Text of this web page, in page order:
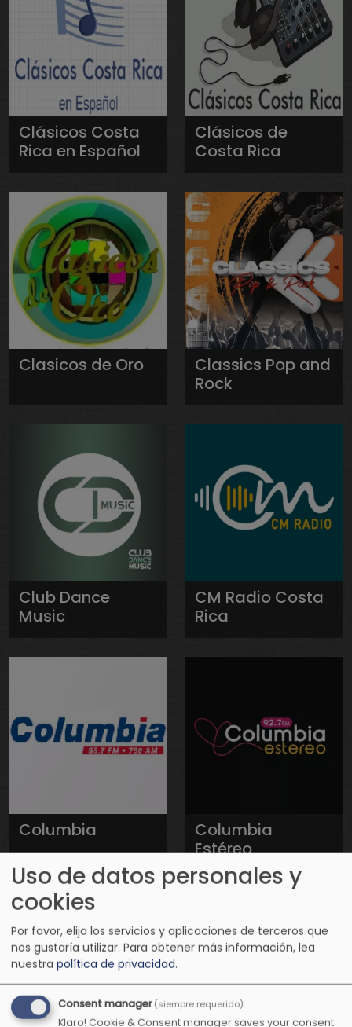
Clásicos Costa
Rica en Español
Clásicos de
Costa Rica
Clasicos de Oro
Classics Pop and
Rock
Club Dance
Music
CM Radio Costa
Rica
Columbia
Columbia
Estéreo
Romántica
Uso de datos personales y
cookies
Por favor, elija los servicios y aplicaciones de terceros que
nos gustaría utilizar. Para obtener más información, lea
nuestra política de privacidad.
Consent manager(siempre requerido)
Klaro! Cookie & Consent manager saves your consent